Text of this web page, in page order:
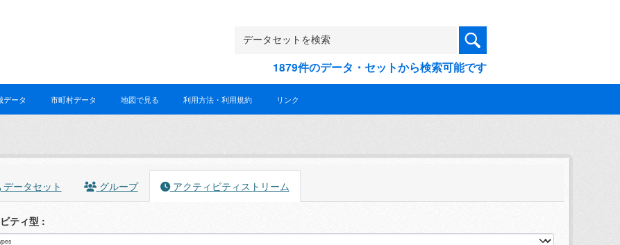
1879件のデータ・セットから検索可能です
データ 市町村データ 地図で見る 利用方法・利用規約 リンク
データセット グループ アクティビティストリーム
ティ型